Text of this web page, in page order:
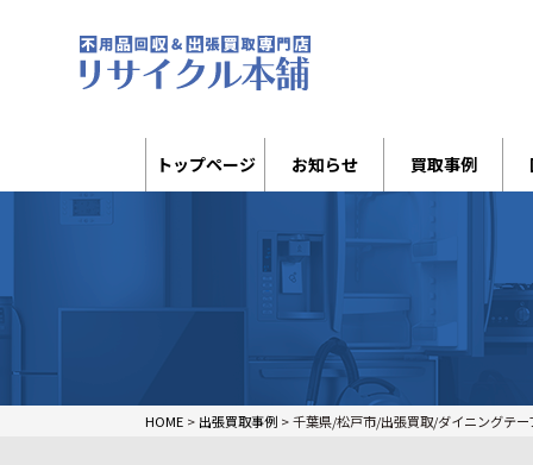
トップページ お知らせ 買取事例
HOME > 出張買取事例 >千葉県/松戸市/出張買取/ダイニングテ